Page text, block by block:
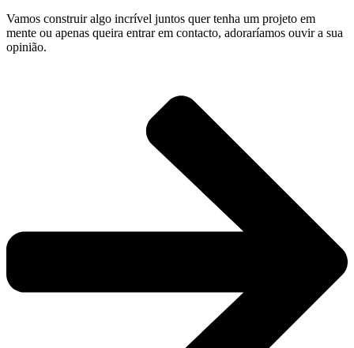
Vamos construir algo incrível juntos quer tenha um projeto em
mente ou apenas queira entrar em contacto, adoraríamos ouvir a sua
opinião.